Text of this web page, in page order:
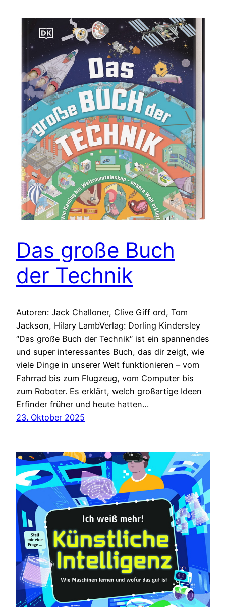
Das große Buch
der Technik
Autoren: Jack Challoner, Clive Giff ord, Tom
Jackson, Hilary LambVerlag: Dorling Kindersley
“Das große Buch der Technik“ ist ein spannendes
und super interessantes Buch, das dir zeigt, wie
viele Dinge in unserer Welt funktionieren – vom
Fahrrad bis zum Flugzeug, vom Computer bis
zum Roboter. Es erklärt, welch großartige Ideen
Erfinder früher und heute hatten…
23. Oktober 2025